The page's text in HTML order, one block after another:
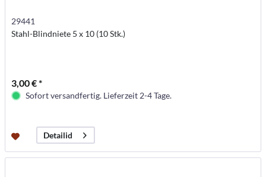
29441
Stahl-Blindniete 5 x 10 (10 Stk.)
3,00 € *
Sofort versandfertig. Lieferzeit 2-4 Tage.
Detailid